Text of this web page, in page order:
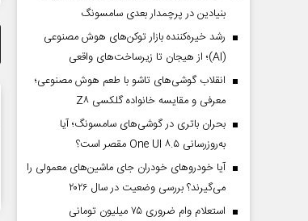
بنیادین در پرچمدار بعدی سامسونگ
رشد خیره‌کننده بازار توکن‌های هوش مصنوعی
(AI)؛ از هیجان تا زیرساخت‌های واقعی
انقلاب گوشی‌های تاشو‌ با طعم هوش مصنوعی؛
معرفی و مقایسه خانواده گلکسی Z۸
بحران باتری در گوشی‌های سامسونگ؛ آیا
به‌روزرسانی One UI ۸.۵ مقصر است؟
آیا خودروهای خودران جای ماشین‌های معمولی را
می‌گیرند؟ بررسی وضعیت در سال ۲۰۲۶
استعلام وام ضروری ۷۵ میلیون تومانی